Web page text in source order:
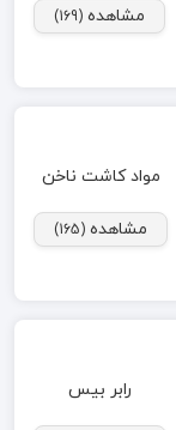
مشاهده (169)
مواد کاشت ناخن
مشاهده (165)
رابر بیس